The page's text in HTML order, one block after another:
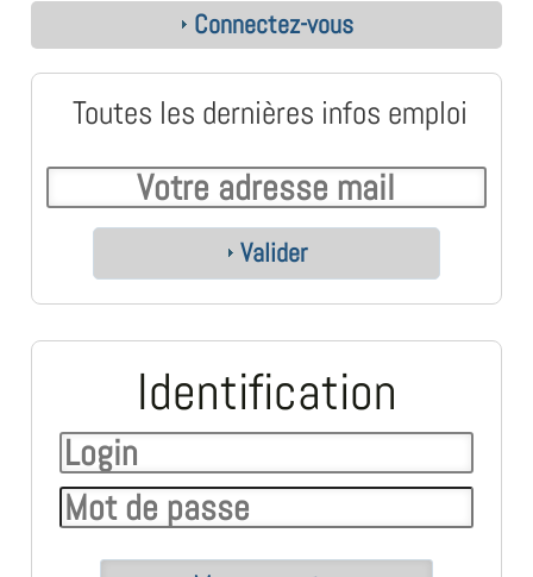
Connectez-vous
Toutes les dernières infos emploi
Valider
Identification